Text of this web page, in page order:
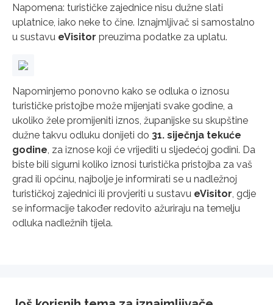
Napomena: turističke zajednice nisu dužne slati
uplatnice, iako neke to čine. Iznajmljivač si samostalno
u sustavu eVisitor preuzima podatke za uplatu.
Napominjemo ponovno kako se odluka o iznosu
turističke pristojbe može mijenjati svake godine, a
ukoliko žele promijeniti iznos, županijske su skupštine
dužne takvu odluku donijeti do 31. siječnja tekuće
godine, za iznose koji će vrijediti u sljedećoj godini. Da
biste bili sigurni koliko iznosi turistička pristojba za vaš
grad ili općinu, najbolje je informirati se u nadležnoj
turističkoj zajednici ili provjeriti u sustavu eVisitor, gdje
se informacije također redovito ažuriraju na temelju
odluka nadležnih tijela.